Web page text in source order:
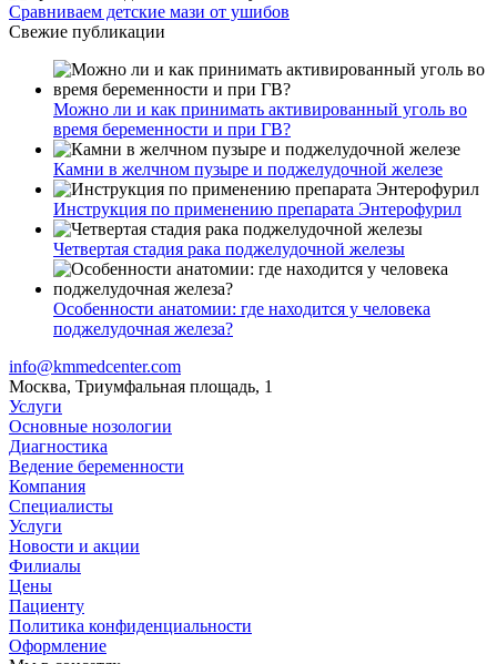
Сравниваем детские мази от ушибов
Свежие публикации
Можно ли и как принимать активированный уголь во
время беременности и при ГВ?
Камни в желчном пузыре и поджелудочной железе
Инструкция по применению препарата Энтерофурил
Четвертая стадия рака поджелудочной железы
Особенности анатомии: где находится у человека
поджелудочная железа?
info@kmmedcenter.com
Москва, Триумфальная площадь, 1
Услуги
Основные нозологии
Диагностика
Ведение беременности
Компания
Специалисты
Услуги
Новости и акции
Филиалы
Цены
Пациенту
Политика конфиденциальности
Оформление